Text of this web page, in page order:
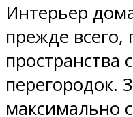
Интерьер
прежде всего,
перегородок.
максимально